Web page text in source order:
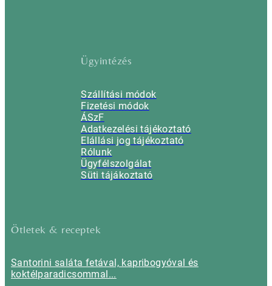
Ügyintézés
Szállítási módok
Fizetési módok
ÁSzF
Adatkezelési tájékoztató
Elállási jog tájékoztató
Rólunk
Ügyfélszolgálat
Süti tájákoztató
Ötletek & receptek
Santorini saláta fetával, kapribogyóval és
koktélparadicsommal...